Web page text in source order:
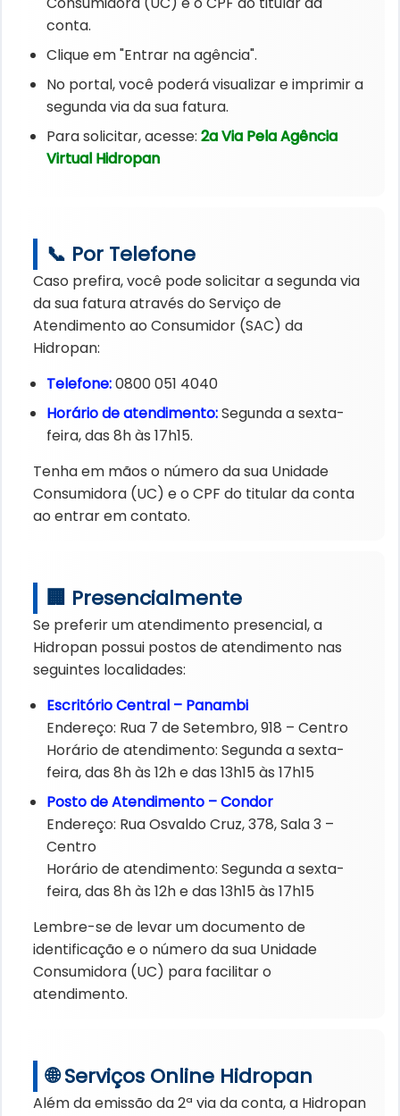
conta.
Clique em "Entrar na agência".
No portal, você poderá visualizar e imprimir a
segunda via da sua fatura.
Para solicitar, acesse:2a Via Pela Agência
Virtual Hidropan
📞 Por Telefone
Caso prefira, você pode solicitar a segunda via
da sua fatura através do Serviço de
Atendimento ao Consumidor (SAC) da
Hidropan:
Telefone:0800 051 4040
Horário de atendimento:Segunda a sexta-
feira, das 8h às 17h15.
Tenha em mãos o número da sua Unidade
Consumidora (UC) e o CPF do titular da conta
ao entrar em contato.
🏢 Presencialmente
Se preferir um atendimento presencial, a
Hidropan possui postos de atendimento nas
seguintes localidades:
Escritório Central – Panambi
Endereço: Rua 7 de Setembro, 918 – Centro
Horário de atendimento: Segunda a sexta-
feira, das 8h às 12h e das 13h15 às 17h15
Posto de Atendimento – Condor
Endereço: Rua Osvaldo Cruz, 378, Sala 3 –
Centro
Horário de atendimento: Segunda a sexta-
feira, das 8h às 12h e das 13h15 às 17h15
Lembre-se de levar um documento de
identificação e o número da sua Unidade
Consumidora (UC) para facilitar o
atendimento.
🌐 Serviços Online Hidropan
Além da emissão da 2ª via da conta, a Hidropan